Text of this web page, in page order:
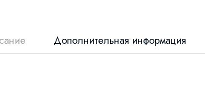
Дополнительная информация